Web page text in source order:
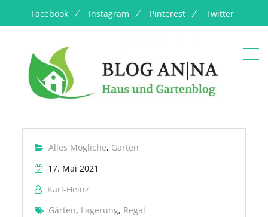
Facebook Instagram Pinterest Twitter
Alles Mögliche, Garten
17. Mai 2021
Karl-Heinz
Gärten, Lagerung, Regal